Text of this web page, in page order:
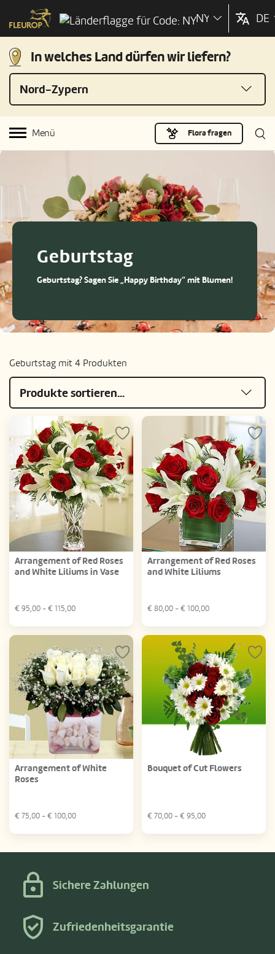
NY DE
In welches Land dürfen wir liefern?
Nord-Zypern
Menü Flora fragen
Geburtstag
Geburtstag? Sagen Sie „Happy Birthday“ mit Blumen!
Geburtstag mit 4 Produkten
Produkte sortieren...
Arrangement of Red Roses
and White Liliums in Vase
€ 95,00 - € 115,00
Arrangement of Red Roses
and White Liliums
€ 80,00 - € 100,00
Arrangement of White
Roses
€ 75,00 - € 100,00
Bouquet of Cut Flowers
€ 70,00 - € 95,00
Sichere Zahlungen
Zufriedenheitsgarantie